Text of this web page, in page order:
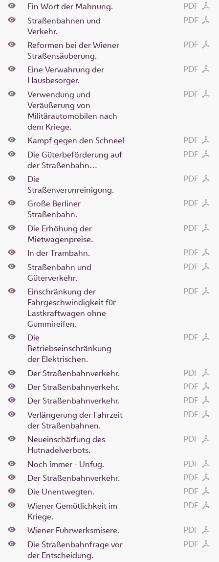
PDF
Ein Wort der Mahnung.
PDF
Straßenbahnen und
Verkehr.
PDF
Reformen bei der Wiener
Straßensäuberung.
PDF
Eine Verwahrung der
Hausbesorger.
PDF
Verwendung und
Veräußerung von
Militärautomobilen nach
dem Kriege.
PDF
Kampf gegen den Schnee!
PDF
Die Güterbeförderung auf
der Straßenbahn…
PDF
Die
Straßenverunreinigung.
PDF
Große Berliner
Straßenbahn.
PDF
Die Erhöhung der
Mietwagenpreise.
PDF
In der Trambahn.
PDF
Straßenbahn und
Güterverkehr.
PDF
Einschränkung der
Fahrgeschwindigkeit für
Lastkraftwagen ohne
Gummireifen.
PDF
Die
Betriebseinschränkung
der Elektrischen.
PDF
Der Straßenbahnverkehr.
PDF
Der Straßenbahnverkehr.
PDF
Der Straßenbahnverkehr.
PDF
Verlängerung der Fahrzeit
der Straßenbahnen.
PDF
Neueinschärfung des
Hutnadelverbots.
PDF
Noch immer - Unfug.
PDF
Der Straßenbahnverkehr.
PDF
Die Unentwegten.
PDF
Wiener Gemütlichkeit im
Kriege.
PDF
Wiener Fuhrwerksmisere.
PDF
Die Straßenbahnfrage vor
der Entscheidung.